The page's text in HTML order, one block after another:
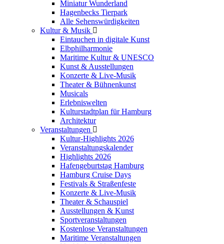
Miniatur Wunderland
Hagenbecks Tierpark
Alle Sehenswürdigkeiten
Kultur & Musik
Eintauchen in digitale Kunst
Elbphilharmonie
Maritime Kultur & UNESCO
Kunst & Ausstellungen
Konzerte & Live-Musik
Theater & Bühnenkunst
Musicals
Erlebniswelten
Kulturstadtplan für Hamburg
Architektur
Veranstaltungen
Kultur-Highlights 2026
Veranstaltungskalender
Highlights 2026
Hafengeburtstag Hamburg
Hamburg Cruise Days
Festivals & Straßenfeste
Konzerte & Live-Musik
Theater & Schauspiel
Ausstellungen & Kunst
Sportveranstaltungen
Kostenlose Veranstaltungen
Maritime Veranstaltungen